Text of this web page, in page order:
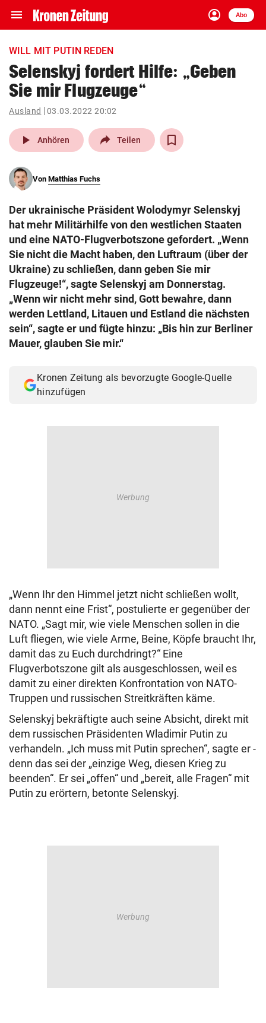
menu Navigation
ein-/ausklappen
account_circle
Anmelden
Abo
close Schließen
account_circle Anmelden
pin_drop
Wien arrow_right
search
eingeben
© Krone Multimedia GmbH & Co KG 2026
Muthgasse 2, 1190 Wien
WILL MIT PUTIN REDEN
Selenskyj fordert Hilfe: „Geben
Sie mir Flugzeuge“
Ausland 03.03.2022 20:02
play_arrow Anhören Teilen
Von Matthias Fuchs
Der ukrainische Präsident Wolodymyr Selenskyj
hat mehr Militärhilfe von den westlichen Staaten
und eine NATO-Flugverbotszone gefordert. „Wenn
Sie nicht die Macht haben, den Luftraum (über der
Ukraine) zu schließen, dann geben Sie mir
Flugzeuge!“, sagte Selenskyj am Donnerstag.
„Wenn wir nicht mehr sind, Gott bewahre, dann
werden Lettland, Litauen und Estland die nächsten
sein“, sagte er und fügte hinzu: „Bis hin zur Berliner
Mauer, glauben Sie mir.“
Kronen Zeitung als bevorzugte Google-Quelle
hinzufügen
„Wenn Ihr den Himmel jetzt nicht schließen wollt,
dann nennt eine Frist“, postulierte er gegenüber der
NATO. „Sagt mir, wie viele Menschen sollen in die
Luft fliegen, wie viele Arme, Beine, Köpfe braucht Ihr,
damit das zu Euch durchdringt?“ Eine
Flugverbotszone gilt als ausgeschlossen, weil es
damit zu einer direkten Konfrontation von NATO-
Truppen und russischen Streitkräften käme.
Selenskyj bekräftigte auch seine Absicht, direkt mit
dem russischen Präsidenten Wladimir Putin zu
verhandeln. „Ich muss mit Putin sprechen“, sagte er -
denn das sei der „einzige Weg, diesen Krieg zu
beenden“. Er sei „offen“ und „bereit, alle Fragen“ mit
Putin zu erörtern, betonte Selenskyj.